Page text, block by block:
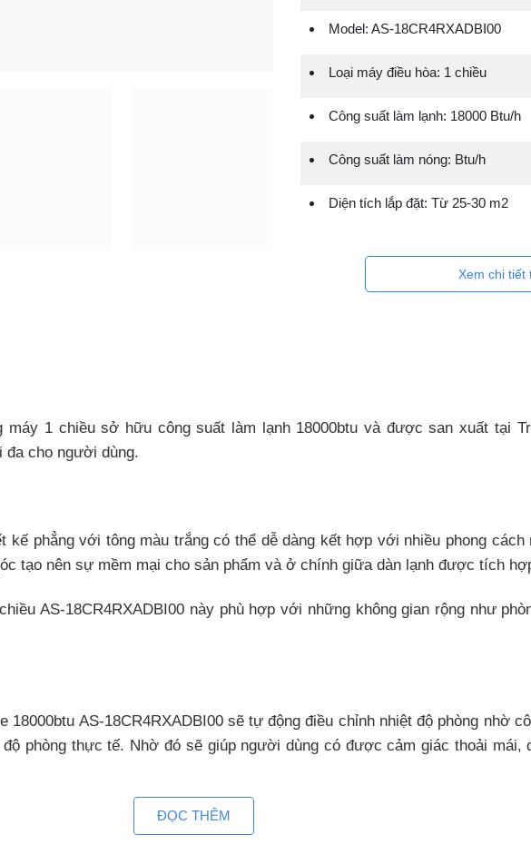
Model: AS-18CR4RXADBI00
Loại máy điều hòa: 1 chiều
Công suất làm lạnh: 18000 Btu/h
Công suất làm nóng: Btu/h
Diện tích lắp đặt: Từ 25-30 m2
Xem chi tiết
máy 1 chiều sở hữu công suất làm lạnh 18000btu và được san xuất tại
đa cho người dùng.
kế phẳng với tông màu trắng có thể dễ dàng kết hợp với nhiều phong
tạo nên sự mềm mại cho sản phẩm và ở chính giữa dàn lạnh được tích
AS-18CR4RXADBI00 này phù hợp với những không gian rộng như
18000btu AS-18CR4RXADBI00 sẽ tự động điều chỉnh nhiệt độ phòng nhờ
phòng thực tế. Nhờ đó sẽ giúp người dùng có được cảm giác thoải mái,
ĐỌC THÊM